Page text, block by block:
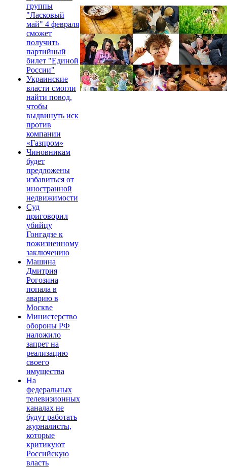
группы
"Ласковый
май" 4 февраля
сможет
получить
партийный
билет "Единой
России"
Украинские
власти смогли
найти повод,
чтобы
выдвинуть иск
против
компании
«Газпром»
Чиновникам
будет
предложены
избавиться от
иностранной
недвижимости
Суд
приговорил
убийцу
Гонгадзе к
пожизненному
заключению
Машина
Дмитрия
Рогозина
попала в
аварию в
Москве
Министерство
обороны РФ
наложило
запрет на
реализацию
своего
имущества
На
федеральных
телевизионных
каналах не
будут работать
журналисты,
которые
критикуют
Российскую
власть